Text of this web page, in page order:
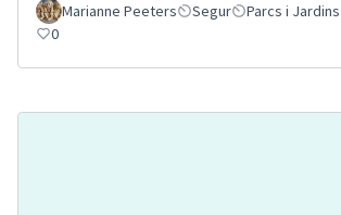
Marianne Peeters
Segur Parcs i
0